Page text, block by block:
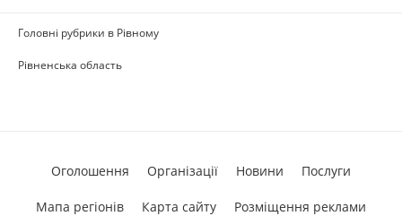
Головні рубрики в Рівному
Рівненська область
Оголошення Організації Новини Послуги
Мапа регіонів Карта сайту Розміщення реклами